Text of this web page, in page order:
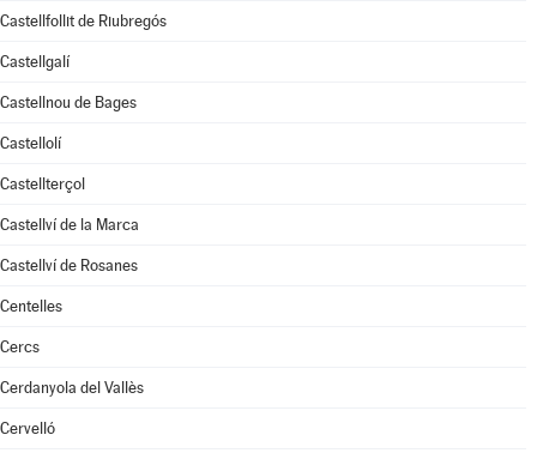
Castellfollit de Riubregós
Castellgalí
Castellnou de Bages
Castellolí
Castellterçol
Castellví de la Marca
Castellví de Rosanes
Centelles
Cercs
Cerdanyola del Vallès
Cervelló